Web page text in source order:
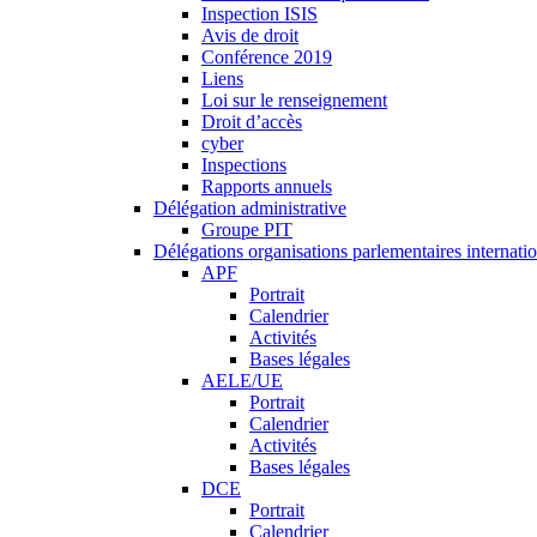
Inspection ISIS
Avis de droit
Conférence 2019
Liens
Loi sur le renseignement
Droit d’accès
cyber
Inspections
Rapports annuels
Délégation administrative
Groupe PIT
Délégations organisations parlementaires
APF
Portrait
Calendrier
Activités
Bases légales
AELE/UE
Portrait
Calendrier
Activités
Bases légales
DCE
Portrait
Calendrier